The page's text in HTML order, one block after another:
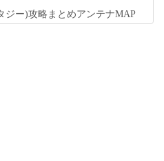
ー)攻略まとめアンテナMAP